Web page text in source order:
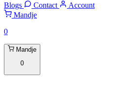
Blogs Contact
Account
Mandje
0
Mandje
0